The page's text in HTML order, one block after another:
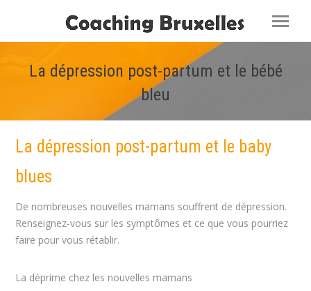
La dépression post-partum et le bébé
bleu
La dépression post-partum et le baby
blues
De nombreuses nouvelles mamans souffrent de dépression.
Renseignez-vous sur les symptômes et ce que vous pourriez
faire pour vous rétablir.
La déprime chez les nouvelles mamans